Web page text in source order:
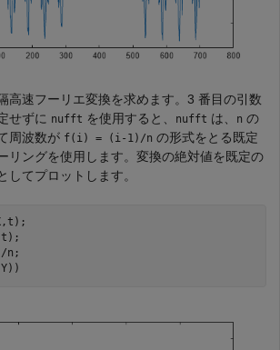
高速フーリエ変換を求めます。3 番目の引数
せずに nufft を使用すると、 nufft は、 n の
周波数が f(i) = (i-1)/n の形式をとる既定
リングを使用します。変換の絶対値を既定の
してプロットします。
n;